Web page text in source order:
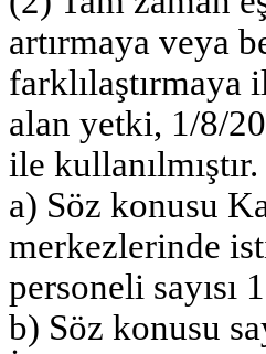
artırmaya veya
farklılaştırmaya
alan yetki, 1/8/
ile kullanılmıştır.
a) Söz konusu
merkezlerinde
personeli
b) Söz konusu